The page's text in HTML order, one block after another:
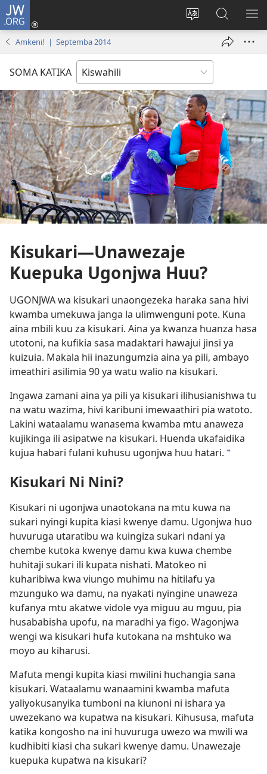
JW.ORG
Badili
tovuti
Ingia
(opens
Tafuta
Katika
JW.ORG
Amkeni! | Septemba 2014
SOMA KATIKA
Kisukari—Unawezaje
Kuepuka Ugonjwa Huu?
UGONJWA wa kisukari unaongezeka haraka sana hivi
kwamba umekuwa janga la ulimwenguni pote. Kuna
aina mbili kuu za kisukari. Aina ya kwanza huanza hasa
utotoni, na kufikia sasa madaktari hawajui jinsi ya
kuizuia. Makala hii inazungumzia aina ya pili, ambayo
imeathiri asilimia 90 ya watu walio na kisukari.
Ingawa zamani aina ya pili ya kisukari ilihusianishwa tu
na watu wazima, hivi karibuni imewaathiri pia watoto.
Lakini wataalamu wanasema kwamba mtu anaweza
kujikinga ili asipatwe na kisukari. Huenda ukafaidika
kujua habari fulani kuhusu ugonjwa huu hatari. *
Kisukari Ni Nini?
Kisukari ni ugonjwa unaotokana na mtu kuwa na
sukari nyingi kupita kiasi kwenye damu. Ugonjwa huo
huvuruga utaratibu wa kuingiza sukari ndani ya
chembe kutoka kwenye damu kwa kuwa chembe
huhitaji sukari ili kupata nishati. Matokeo ni
kuharibiwa kwa viungo muhimu na hitilafu ya
mzunguko wa damu, na nyakati nyingine unaweza
kufanya mtu akatwe vidole vya miguu au mguu, pia
husababisha upofu, na maradhi ya figo. Wagonjwa
wengi wa kisukari hufa kutokana na mshtuko wa
moyo au kiharusi.
Mafuta mengi kupita kiasi mwilini huchangia sana
kisukari. Wataalamu wanaamini kwamba mafuta
yaliyokusanyika tumboni na kiunoni ni ishara ya
uwezekano wa kupatwa na kisukari. Kihususa, mafuta
katika kongosho na ini huvuruga uwezo wa mwili wa
kudhibiti kiasi cha sukari kwenye damu. Unawezaje
kuepuka kupatwa na kisukari?